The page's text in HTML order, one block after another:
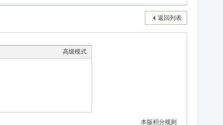
返回列表
高级模式
本版积分规则